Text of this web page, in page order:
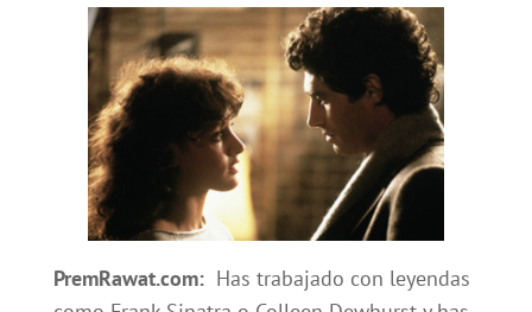
PremRawat.com:Has trabajado con leyendas